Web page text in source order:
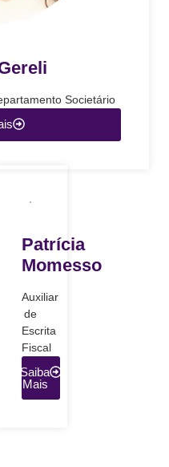
Societário
Patrícia
Momesso
Auxiliar
de
Escrita
Fiscal
Saiba
Mais